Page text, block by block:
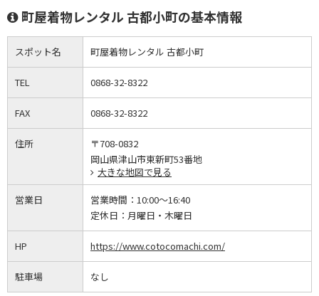
町屋着物レンタル 古都小町の基本情報
スポット名 町屋着物レンタル 古都小町
TEL 0868-32-8322
FAX 0868-32-8322
住所
〒708-0832
岡山県津山市東新町53番地
大きな地図で見る
営業日 営業時間： 10:00～16:40
定休日： 月曜日・木曜日
HP https://www.cotocomachi.com/
駐車場 なし